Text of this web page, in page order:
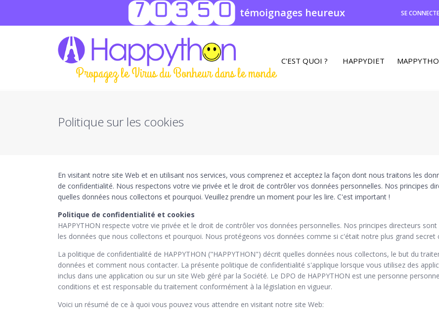
70350 témoignages heureux SE
Propagez le Virus du Bonheur dans le monde
C'EST QUOI ? HAPPYDIET
Politique sur les cookies
En visitant notre site Web et en utilisant nos services, vous comprenez et acceptez la façon dont nous traitons les
de confidentialité. Nous respectons votre vie privée et le droit de contrôler vos données personnelles. Nos principes
quelles données nous collectons et pourquoi. Veuillez prendre un moment pour les lire. C'est important !
Politique de confidentialité et cookies
HAPPYTHON respecte votre vie privée et le droit de contrôler vos données personnelles. Nos principes directeurs
les données que nous collectons et pourquoi. Nous protégeons vos données comme si c'était notre plus grand secret
La politique de confidentialité de HAPPYTHON ("HAPPYTHON") décrit quelles données nous collectons, le but du
données et comment nous contacter. La présente politique de confidentialité s'applique lorsque vous utilisez des
inclus dans une application ou sur un site Web géré par la Société. Le DPO de HAPPYTHON est une personne
conditions et est responsable du traitement conformément à la législation en vigueur.
Voici un résumé de ce à quoi vous pouvez vous attendre en visitant notre site Web: